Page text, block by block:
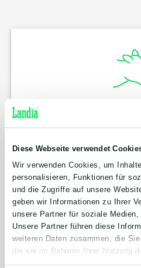
Diese Webseite verwendet
Wir verwenden Cookies, um
personalisieren, Funktionen für
und die Zugriffe auf unsere
geben wir Informationen zu Ihrer
unsere Partner für soziale
Unsere Partner führen diese
weiteren Daten zusammen, die
die sie im Rahmen Ihrer Nutzung
Holen Sie sich das
umsetzbarer und
Sehen Sie, was